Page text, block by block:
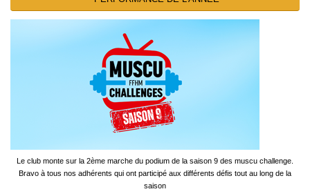
Le club monte sur la 2ème marche du podium de la saison 9 des muscu challenge.
Bravo à tous nos adhérents qui ont participé aux différents défis tout au long de la
saison